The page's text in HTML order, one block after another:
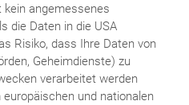
angemessenes
die Daten in die USA
Risiko, dass Ihre Daten von
Geheimdienste) zu
verarbeitet werden
und nationalen